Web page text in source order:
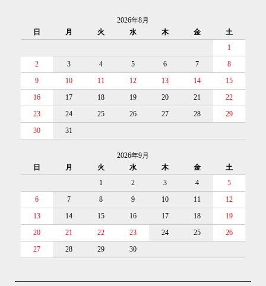
2026年8月
日
月 火 水 木 金
土
1
2
3 4 5 6 7
8
9
10 11 12 13 14
15
16
17 18 19 20 21
22
23
24 25 26 27 28
29
30
31
2026年9月
日
月 火 水 木 金
土
1
2 3 4
5
6
7 8 9 10 11
12
13
14 15 16 17 18
19
20
21 22 23 24 25
26
27
28 29 30